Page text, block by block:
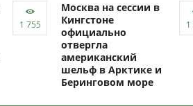
Москва на сессии в
Кингстоне
официально
отвергла
американский
шельф в Арктике и
Беринговом море